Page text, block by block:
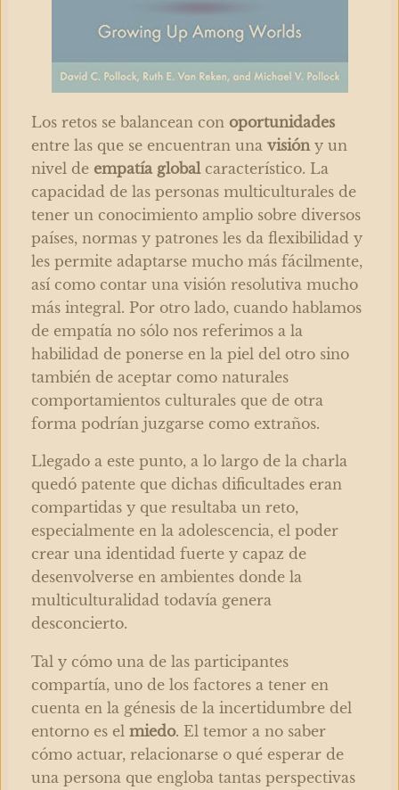
Los retos se balancean con oportunidades
entre las que se encuentran una visióny un
nivel de empatía global característico. La
capacidad de las personas multiculturales de
tener un conocimiento amplio sobre diversos
países, normas y patrones les da flexibilidad y
les permite adaptarse mucho más fácilmente,
así como contar una visión resolutiva mucho
más integral. Por otro lado, cuando hablamos
de empatía no sólo nos referimos a la
habilidad de ponerse en la piel del otro sino
también de aceptar como naturales
comportamientos culturales que de otra
forma podrían juzgarse como extraños.
Llegado a este punto, a lo largo de la charla
quedó patente que dichas dificultades eran
compartidas y que resultaba un reto,
especialmente en la adolescencia, el poder
crear una identidad fuerte y capaz de
desenvolverse en ambientes donde la
multiculturalidad todavía genera
desconcierto.
Tal y cómo una de las participantes
compartía, uno de los factores a tener en
cuenta en la génesis de la incertidumbre del
entorno es elmiedo. El temor a no saber
cómo actuar, relacionarse o qué esperar de
una persona que engloba tantas perspectivas